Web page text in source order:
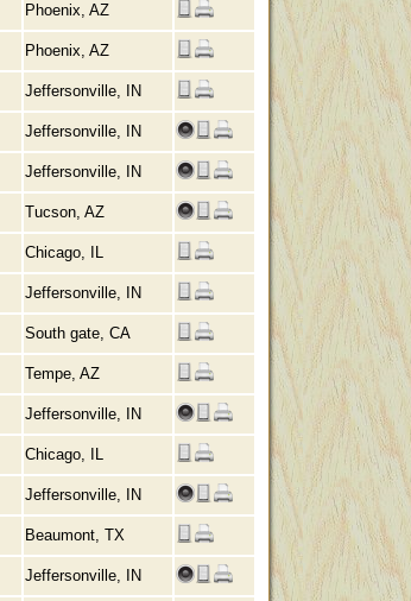
Phoenix, AZ
Phoenix, AZ
Jeffersonville, IN
Jeffersonville, IN
Jeffersonville, IN
Tucson, AZ
Chicago, IL
Jeffersonville, IN
South gate, CA
Tempe, AZ
Jeffersonville, IN
Chicago, IL
Jeffersonville, IN
Beaumont, TX
Jeffersonville, IN